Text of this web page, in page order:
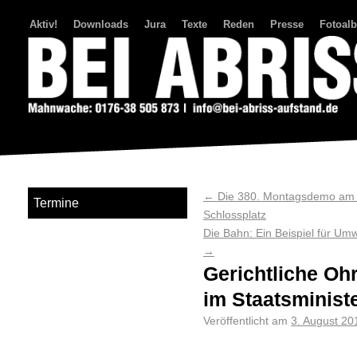
Aktiv! Downloads Jura Texte Reden Presse
← Die 380. Montagsdemo
Schlossplatz
Die Bahn: Ein Beispiel für
→
Gerichtliche
im
Veröffentlicht am 3. August
Termine